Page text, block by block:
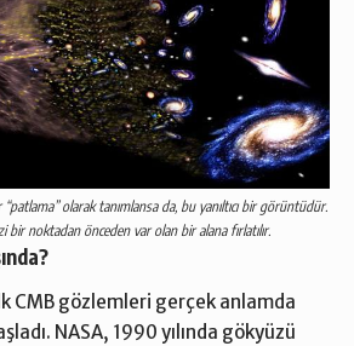
olarak tanımlansa da, bu yanıltıcı bir görüntüdür.
bir noktadan önceden var olan bir alana fırlatılır.
CMB gözlemleri gerçek anlamda
NASA, 1990 yılında gökyüzü